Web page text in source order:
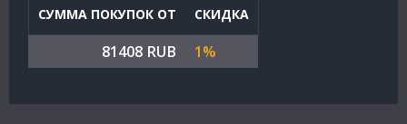
СУММА ПОКУПОК ОТ СКИДКА
81408 RUB 1%